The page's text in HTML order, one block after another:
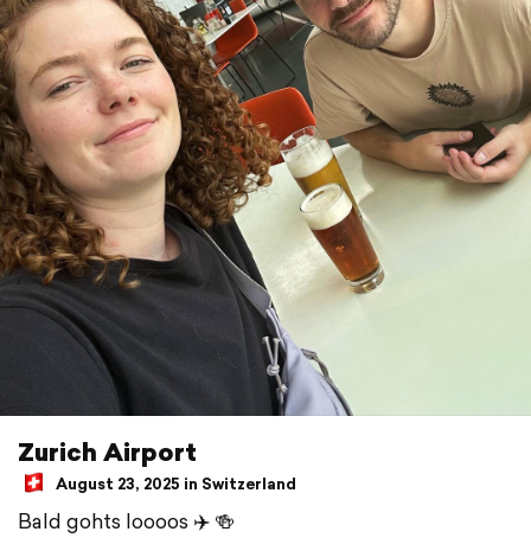
Zurich Airport
August 23, 2025 in Switzerland
Bald gohts loooos ✈️ 🍻